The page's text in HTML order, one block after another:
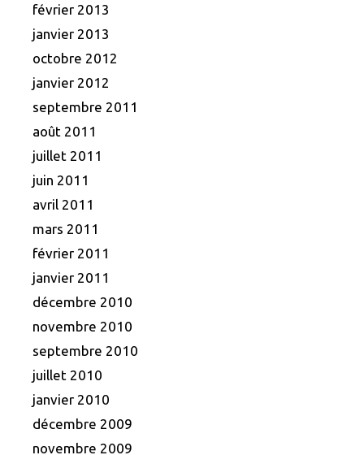
février 2013
janvier 2013
octobre 2012
janvier 2012
septembre 2011
août 2011
juillet 2011
juin 2011
avril 2011
mars 2011
février 2011
janvier 2011
décembre 2010
novembre 2010
septembre 2010
juillet 2010
janvier 2010
décembre 2009
novembre 2009